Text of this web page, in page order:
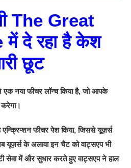
The Great
दे रहा है केश
छूट
एक नया फीचर लॉन्च किया है, जो आपके
करेगा।
फीचर पेश किया, जिससे यूज़र्स
यूज़र्स के अलावा इन चैट को वाट्सएप भी
सेवा में और सुधार करते हुए वाट्सएप ने हाल